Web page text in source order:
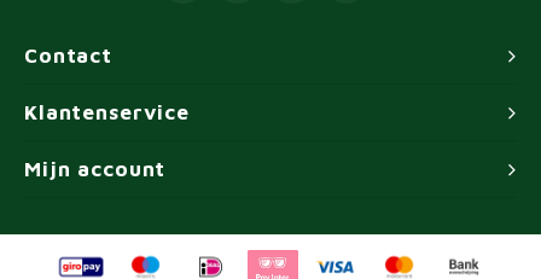
Contact
Klantenservice
Mijn account